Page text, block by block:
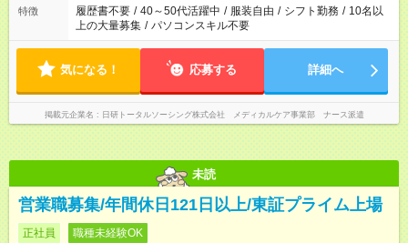
ません
特徴 履歴書不要 / 40～50代活躍中 / 服装自由 / シフト勤務 / 10名以
上の大量募集 / パソコンスキル不要
気になる！ 応募する 詳細へ
掲載元企業名 日研トータルソーシング株式会社 メディカルケア事業部 ナース派遣
未読
営業職募集/年間休日121日以上/東証プライム上場
正社員 職種未経験OK